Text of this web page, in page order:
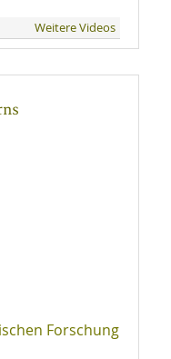
Weitere Videos
Forschung